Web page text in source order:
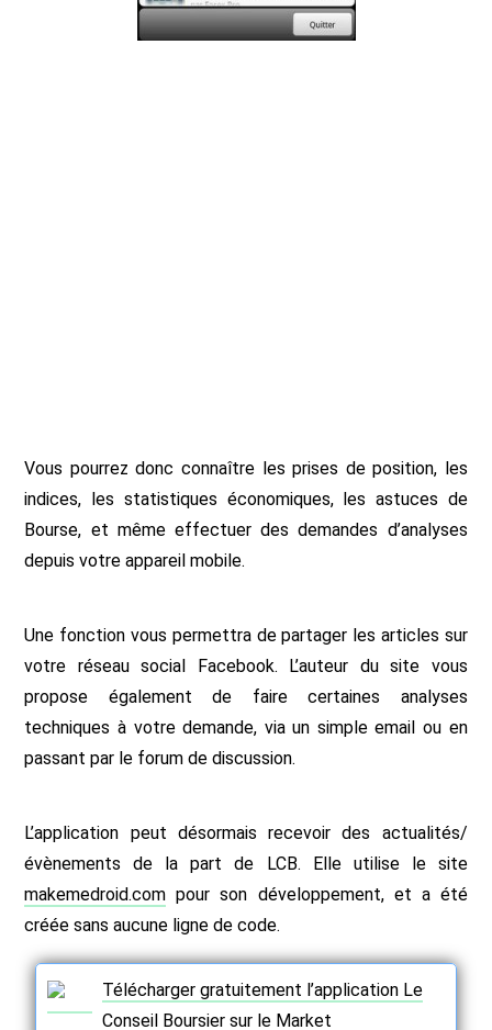
Vous pourrez donc connaître les prises de position, les
indices, les statistiques économiques, les astuces de
Bourse, et même effectuer des demandes d’analyses
depuis votre appareil mobile.
Une fonction vous permettra de partager les articles sur
votre réseau social Facebook. L’auteur du site vous
propose également de faire certaines analyses
techniques à votre demande, via un simple email ou en
passant par le forum de discussion.
L’application peut désormais recevoir des actualités/
évènements de la part de LCB. Elle utilise le site
makemedroid.com pour son développement, et a été
créée sans aucune ligne de code.
Télécharger gratuitement l’application Le
Conseil Boursier sur le Market